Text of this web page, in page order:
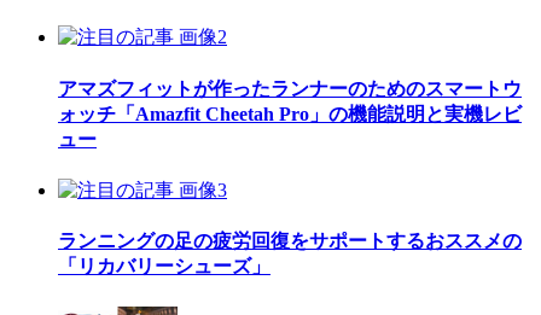
アマズフィットが作ったランナーのためのスマートウ
ォッチ「Amazfit Cheetah Pro」の機能説明と実機レビ
ュー
ランニングの足の疲労回復をサポートするおススメの
「リカバリーシューズ」